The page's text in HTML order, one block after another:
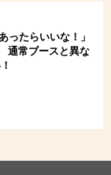
ったらいいな！」
常ブースと異な